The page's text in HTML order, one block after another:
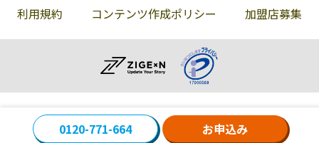
0120-771-664 お申込み
利用規約
コンテンツ作成ポリシー 加盟店募集